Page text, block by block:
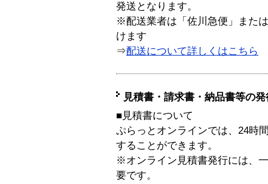
発送となります。
※配送業者は「佐川急便」また
けます
⇒配送について詳しくはこちら
見積書・請求書・納品書等の
■見積書について
ぷらっとオンラインでは、24時
することができます。
※オンライン見積書発行には、
要です。